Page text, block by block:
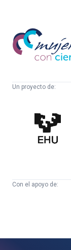
Mujeres
con
ciencia
Un proyecto de:
Cultura
Científica
Con el apoyo de: